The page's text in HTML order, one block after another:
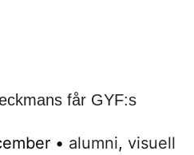
får GYF:s
• alumni, visuell